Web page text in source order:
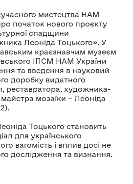
мистецтва НАМ
початок нового проєкту
спадщини
Леоніда Тоцького». У
краєзнавчим музеєм
ІПСМ НАМ України
та введення в науковий
доробку видатного
реставратора, художника-
мозаїки – Леоніда
Тоцького становить
для українського
вагомість і вплив досі не
дослідження та визнання.